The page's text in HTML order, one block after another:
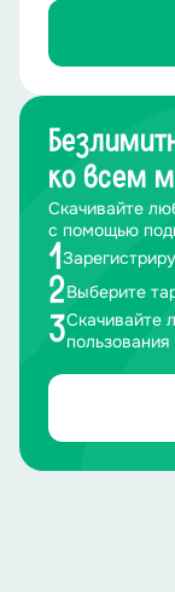
ко всем
Скачивайте
с помощью
1
2Выберите
3Скачивайте
пользования